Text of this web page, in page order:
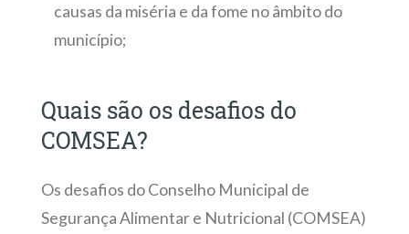
causas da miséria e da fome no âmbito do
município;
Quais são os desafios do
COMSEA?
Os desafios do Conselho Municipal de
Segurança Alimentar e Nutricional (COMSEA)